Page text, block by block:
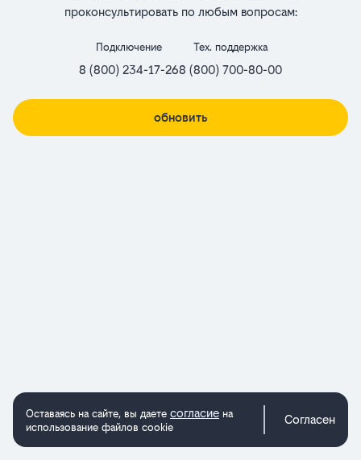
проконсультировать по любым вопросам:
Подключение
8 (800) 234-17-26
Тех. поддержка
8 (800) 700-80-00
обновить
Оставаясь на сайте, вы даете согласие на
использование файлов cookie
Согласен